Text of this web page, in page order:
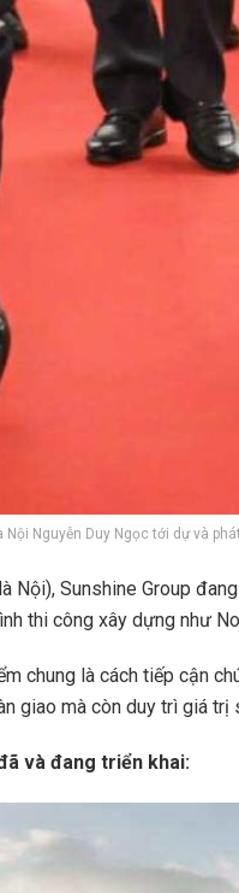
Nội Nguyễn Duy Ngọc tới dự và
Sunshine Group
thi công xây dựng như
chung là cách tiếp cận
mà còn duy trì giá trị
và đang triển khai: